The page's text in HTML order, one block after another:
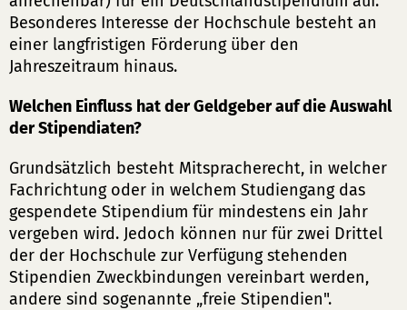
Besonderes Interesse der Hochschule besteht an
einer langfristigen Förderung über den
Jahreszeitraum hinaus.
Welchen Einfluss hat der Geldgeber auf die Auswahl
der Stipendiaten?
Grundsätzlich besteht Mitspracherecht, in welcher
Fachrichtung oder in welchem Studiengang das
gespendete Stipendium für mindestens ein Jahr
vergeben wird. Jedoch können nur für zwei Drittel
der der Hochschule zur Verfügung stehenden
Stipendien Zweckbindungen vereinbart werden,
andere sind sogenannte „freie Stipendien".